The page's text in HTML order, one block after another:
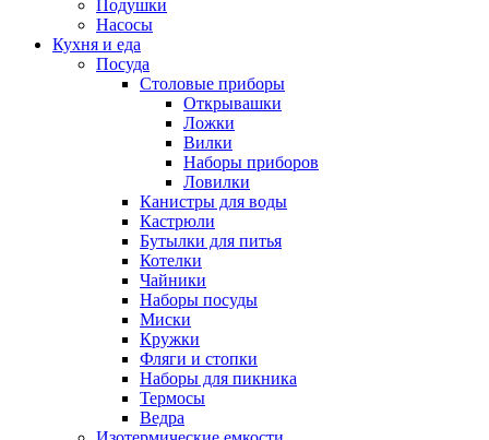
Подушки
Насосы
Кухня и еда
Посуда
Столовые приборы
Открывашки
Ложки
Вилки
Наборы приборов
Ловилки
Канистры для воды
Кастрюли
Бутылки для питья
Котелки
Чайники
Наборы посуды
Миски
Кружки
Фляги и стопки
Наборы для пикника
Термосы
Ведра